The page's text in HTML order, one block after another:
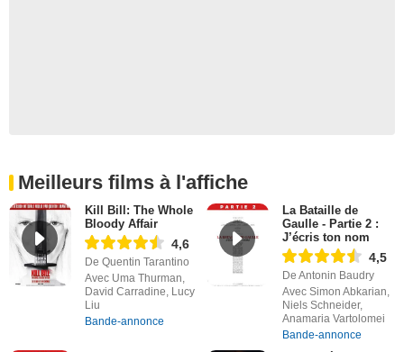
Meilleurs films à l'affiche
Kill Bill: The Whole
Bloody Affair
4,6
De Quentin Tarantino
Avec Uma Thurman,
David Carradine, Lucy
Liu
Bande-annonce
La Bataille de
Gaulle - Partie 2 :
J’écris ton nom
4,5
De Antonin Baudry
Avec Simon Abkarian,
Niels Schneider,
Anamaria Vartolomei
Bande-annonce